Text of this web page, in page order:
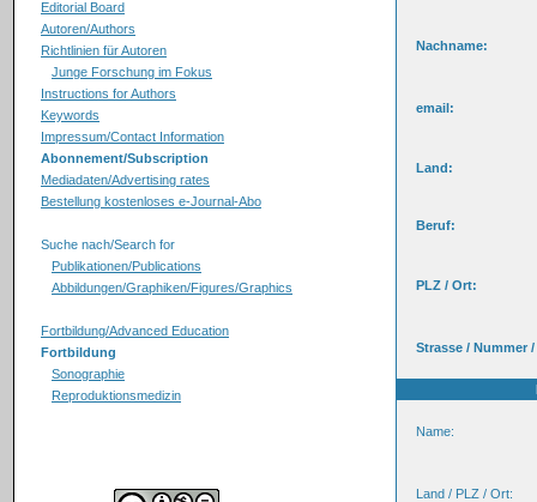
Editorial Board
Autoren/Authors
Richtlinien für Autoren
Junge Forschung im Fokus
Instructions for Authors
Keywords
Impressum/Contact Information
Abonnement/Subscription
Mediadaten/Advertising rates
Bestellung kostenloses e-Journal-Abo
Suche nach/Search for
Publikationen/Publications
Abbildungen/Graphiken/Figures/Graphics
Fortbildung/Advanced Education
Fortbildung
Sonographie
Reproduktionsmedizin
Nachname:
email:
Land:
Beruf:
PLZ / Ort:
Strasse / Nummer
Name:
Land / PLZ / Ort: